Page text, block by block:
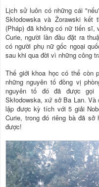
Lịch sử luôn có những cái
Skłodowska và Żorawski
(Pháp) đã không có nữ tiến
Curie, người lần đầu đặt ra
có người phụ nữ gốc ngoại
sau khi qua đời vì những công
Thế giới khoa học có thể còn
những nguyên tố đồng vị
nguyên tố đó đã được gọi
Skłodowska, xứ sở Ba Lan.
lập được kỳ tích với 5 giải
Curie, trong đó riêng bà đã
được!